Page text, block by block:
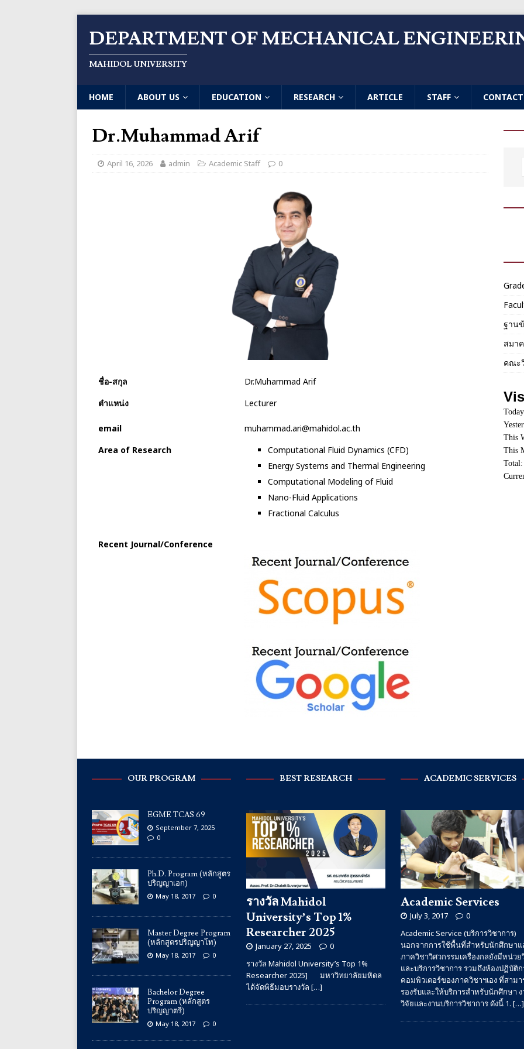
DEPARTMENT OF MECHANICAL
MAHIDOL UNIVERSITY
HOME ABOUT US EDUCATION RESEARCH ARTICLE STAFF CONTACT
Dr.Muhammad Arif
April 16, 2026 admin Academic Staff 0
ชื่อ-สกุล
Dr.Muhammad Arif
ตำแหน่ง
Lecturer
email
muhammad.ari@mahidol.ac.th
Area of Research
Computational Fluid Dynamics (CFD)
Energy Systems and Thermal Engineering
Computational Modeling of Fluid
Nano-Fluid Applications
Fractional Calculus
Recent Journal/Conference
ฐาน
สมา
คณะ
This
This
OUR PROGRAM
EGME TCAS 69
September 7, 2025
0
Ph.D. Program (หลักสูตร
ปริญญาเอก)
May 18, 2017 0
Master Degree Program
(หลักสูตรปริญญาโท)
May 18, 2017 0
Bachelor Degree
Program (หลักสูตร
ปริญญาตรี)
May 18, 2017 0
BEST RESEARCH
รางวัล Mahidol
University’s Top 1%
Researcher 2025
January 27, 2025
0
รางวัล Mahidol University’s Top 1%
Researcher 2025] มหาวิทยาลัยมหิดล
ได้จัดพิธีมอบรางวัล […]
ACADEMIC SERVICES
Academic Services
July 3, 2017
0
Academic Service (บริการวิชาการ)
นอกจากการใช้พื้นที่สำหรับนักศึกษาแ
ภาควิชาวิศวกรรมเครื่องกลยังมีหน่วย
และบริการวิชาการ รวมถึงห้องปฏิบัติก
คอมพิวเตอร์ของภาควิชาฯเอง ที่สามา
รองรับและให้บริการสำหรับนักศึกษา
วิจัยและงานบริการวิชาการ ดังนี้ 1. […]